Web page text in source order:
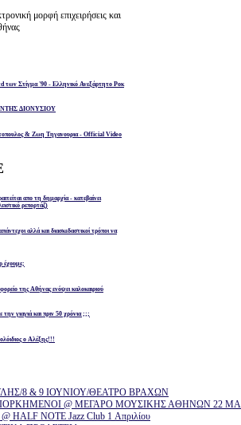
μορφή επιχειρήσεις και
των Στίγμα '90 - Ελληνικό Ανεξάρτητο Ροκ
ΔΙΟΝΥΣΙΟΥ
& Ζωη Τηγανουρια - Official Video
απο τη δημαρχία - κατεβαίνει
ρεπορτάζ)
αλλά και διασκεδαστικοί τρόποι να
έχουμε;
της Αθήνας ενόψει καλοκαιριού
την γιαγιά και πριν 50 χρόνια ;;;
ο Αλέξης!!!
8 & 9 ΙΟΥΝΙΟΥ/ΘΕΑΤΡΟ ΒΡΑΧΩΝ
@ ΜΕΓΑΡΟ ΜΟΥΣΙΚΗΣ ΑΘΗΝΩΝ 22
@ HALF NOTE Jazz Club 1 Απριλίου